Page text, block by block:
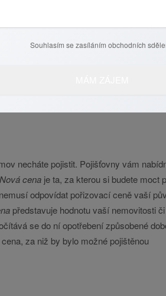
domácnost.
také na nově budovanou. Pokud tedy
domů a bytů si dále můžete
vestavbu. Garáž, zahradní domek,
necháte pojistit. Pojišťovny vám
Nová cena je ta, za kterou si budete moct
odpovídat pořizovací ceně vaší
představuje hodnotu vaší nemovitosti či
se do ní opotřebení způsobené
za niž by bylo možné pojištěnou
Souhlasím se zasíláním obchodních